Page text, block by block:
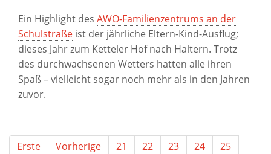
Ein Highlight des AWO-Familienzentrums an der
Schulstraße ist der jährliche Eltern-Kind-Ausflug;
dieses Jahr zum Ketteler Hof nach Haltern. Trotz
des durchwachsenen Wetters hatten alle ihren
Spaß – vielleicht sogar noch mehr als in den Jahren
zuvor.
Erste Vorherige 21 22 23 24
25